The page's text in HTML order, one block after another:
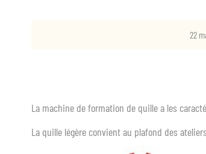
22
La machine de formation de quille a les
La quille légère convient au plafond des